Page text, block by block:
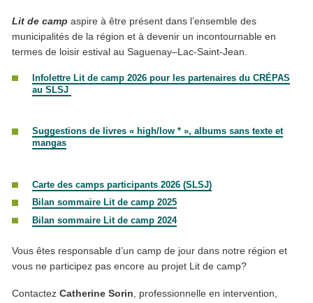
Lit de camp aspire à être présent dans l’ensemble des
municipalités de la région et à devenir un incontournable en
termes de loisir estival au Saguenay–Lac-Saint-Jean.
Infolettre Lit de camp 2026 pour les partenaires du CRÉPAS
au SLSJ
Suggestionsde livres « high/low * », albums sans texte et
mangas
Carte des camps participants 2026 (SLSJ)
Bilan sommaire Lit de camp 2025
Bilan sommaire Lit de camp 2024
Vous êtes responsable d’un camp de jour dans notre région et
vous ne participez pas encore au projet Lit de camp?
Contactez Catherine Sorin, professionnelle en intervention,